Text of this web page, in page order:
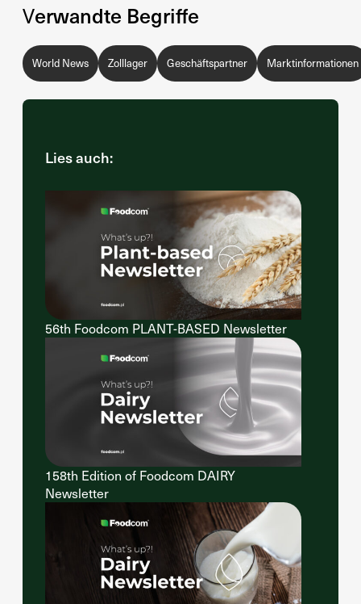
Verwandte Begriffe
World News Zolllager Geschäftspartner Marktinformationen
Lies auch:
56th Foodcom PLANT-BASED Newsletter
158th Edition of Foodcom DAIRY
Newsletter